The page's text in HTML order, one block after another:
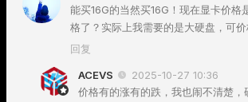
能买16G的当然买16G！现在显卡价格
格了？实际上我需要的是大硬盘，可价
回复
ACEVS
2025-10-27 10:36
价格有的涨有的跌，我也闹不清楚，